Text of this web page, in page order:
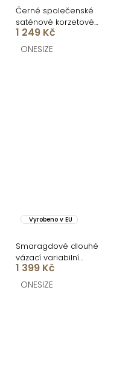
Černé společenské
saténové korzetové
dlouhé šaty ZONTIRE
1 249 Kč
ONESIZE
Vyrobeno v EU
Smaragdové dlouhé
vázací variabilní
společenské šaty
CUPAUCA
1 399 Kč
ONESIZE